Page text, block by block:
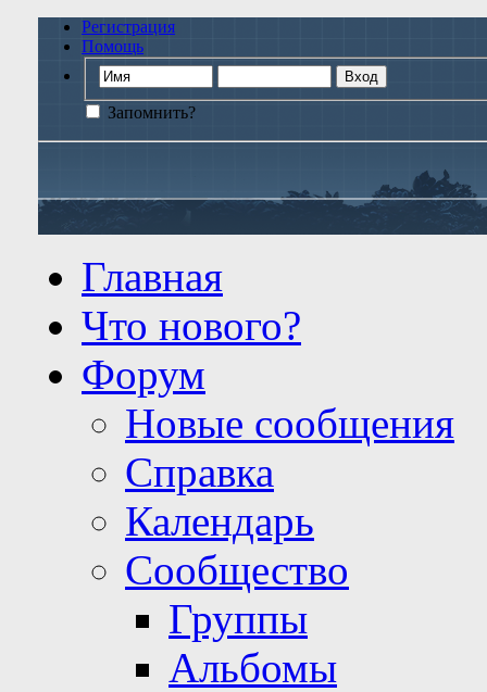
Регистрация
Помощь
Запомнить?
Главная
Что нового?
Форум
Новые сообщения
Справка
Календарь
Сообщество
Группы
Альбомы